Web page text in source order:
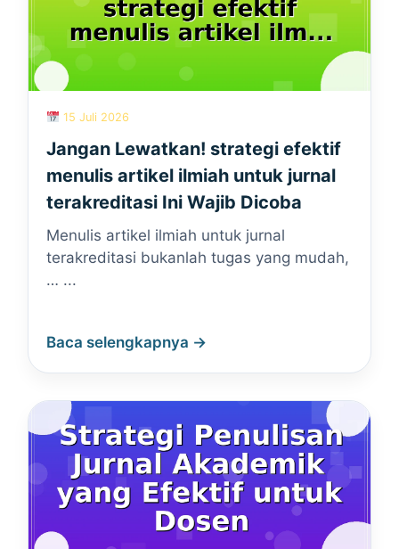
15 Juli 2026
Jangan Lewatkan! strategi efektif
menulis artikel ilmiah untuk jurnal
terakreditasi Ini Wajib Dicoba
Menulis artikel ilmiah untuk jurnal
terakreditasi bukanlah tugas yang mudah,
… ...
Baca selengkapnya →